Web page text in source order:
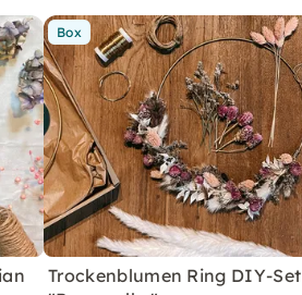
Box
Trockenblumen Ring DIY-Set